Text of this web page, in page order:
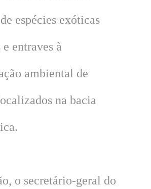
espécies exóticas
entraves à
ambiental de
na bacia
o secretário-geral do